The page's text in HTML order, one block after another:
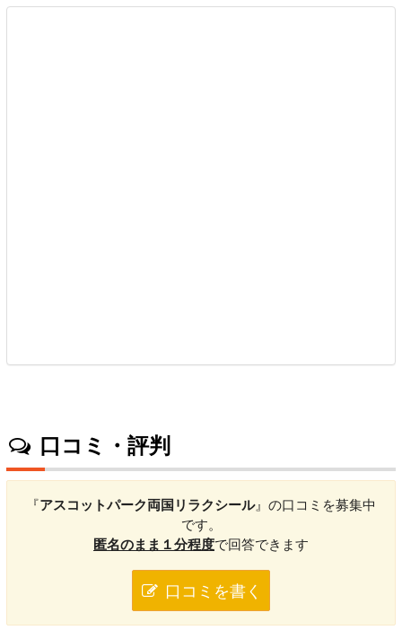
口コミ・評判
『アスコットパーク両国リラクシール』の口コミを募集中
です。
匿名のまま１分程度で回答できます
口コミを書く